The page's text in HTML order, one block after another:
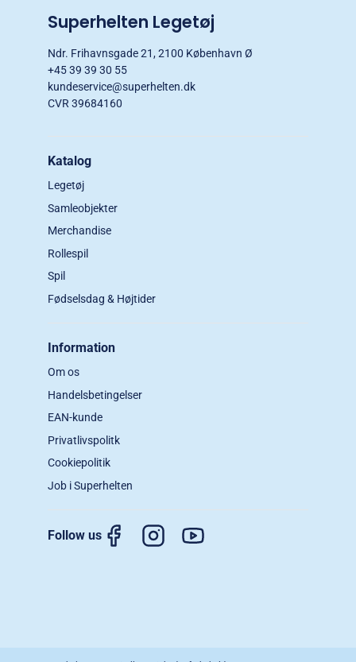
Superhelten Legetøj
Ndr. Frihavnsgade 21, 2100 København Ø
+45 39 39 30 55
kundeservice@superhelten.dk
CVR 39684160
Katalog
Legetøj
Samleobjekter
Merchandise
Rollespil
Spil
Fødselsdag & Højtider
Information
Om os
Handelsbetingelser
EAN-kunde
Privatlivspolitk
Cookiepolitik
Job i Superhelten
Follow us